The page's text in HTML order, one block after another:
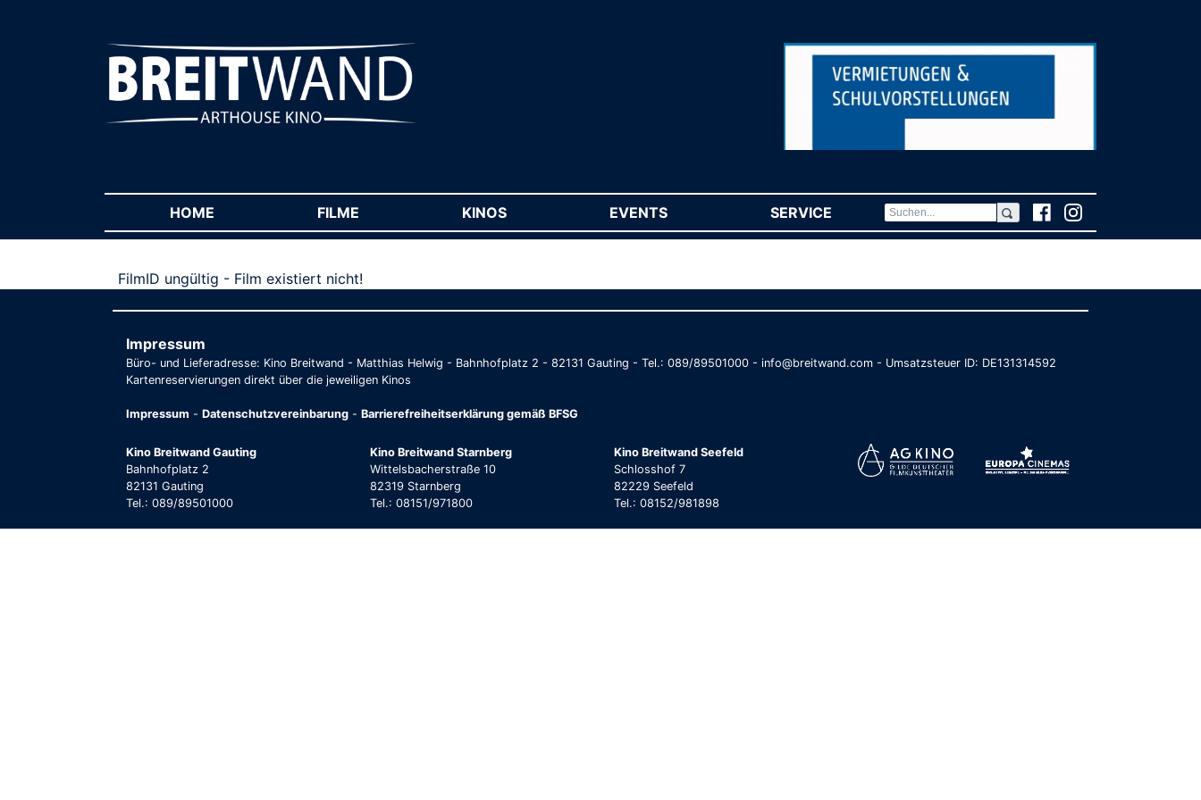
HOME FILME KINOS EVENTS SERVICE (CURRENT)
FilmID ungültig - Film existiert nicht!
Impressum
Büro- und Lieferadresse: Kino Breitwand - Matthias Helwig - Bahnhofplatz 2 - 82131 Gauting - Tel.: 089/89501000 - info@breitwand.com - Umsatzsteuer ID: DE131314592
Kartenreservierungen direkt über die jeweiligen Kinos
Impressum - Datenschutzvereinbarung - Barrierefreiheitserklärung gemäß BFSG
Kino Breitwand Gauting
Bahnhofplatz 2
82131 Gauting
Tel.: 089/89501000
Kino Breitwand Starnberg
Wittelsbacherstraße 10
82319 Starnberg
Tel.: 08151/971800
Kino Breitwand Seefeld
Schlosshof 7
82229 Seefeld
Tel.: 08152/981898